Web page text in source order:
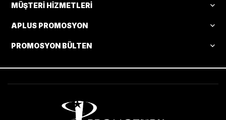
MÜŞTERI HIZMETLERI
APLUS PROMOSYON
PROMOSYON BÜLTEN